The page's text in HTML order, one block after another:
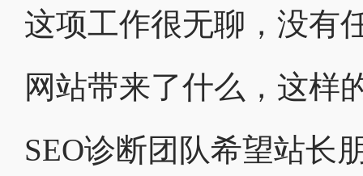
这项工作很无聊，没有
网站带来了什么，这样
SEO诊断团队希望站长